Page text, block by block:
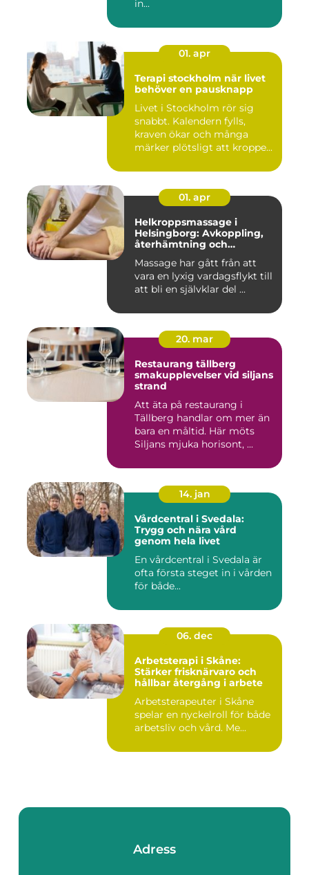
in...
01. apr
Terapi stockholm när livet
behöver en pausknapp
Livet i Stockholm rör sig
snabbt. Kalendern fylls,
kraven ökar och många
märker plötsligt att kroppe...
01. apr
Helkroppsmassage i
Helsingborg: Avkoppling,
återhämtning och
Massage har gått från att
vara en lyxig vardagsflykt till
att bli en självklar del ...
20. mar
Restaurang tällberg
smakupplevelser vid siljans
strand
Att äta på restaurang i
Tällberg handlar om mer än
bara en måltid. Här möts
Siljans mjuka horisont, ...
14. jan
Vårdcentral i Svedala:
Trygg och nära vård
genom hela livet
En vårdcentral i Svedala är
ofta första steget in i vården
för både...
06. dec
Arbetsterapi i Skåne:
Stärker frisknärvaro och
hållbar återgång i arbete
Arbetsterapeuter i Skåne
spelar en nyckelroll för både
arbetsliv och vård. Me...
Adress